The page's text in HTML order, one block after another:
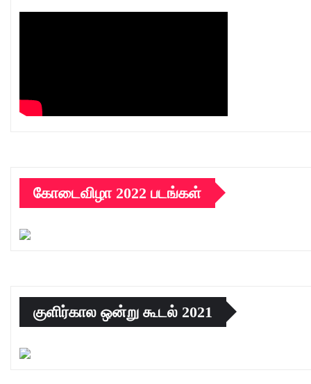
கோடைவிழா 2022 படங்கள்
குளிர்கால ஒன்று கூடல் 2021